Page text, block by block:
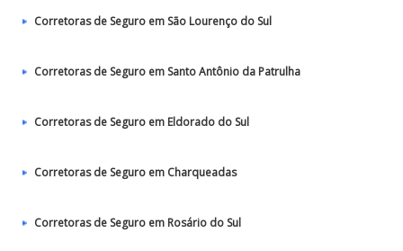
Corretoras de Seguro em São Lourenço do Sul
Corretoras de Seguro em Santo Antônio da Patrulha
Corretoras de Seguro em Eldorado do Sul
Corretoras de Seguro em Charqueadas
Corretoras de Seguro em Rosário do Sul